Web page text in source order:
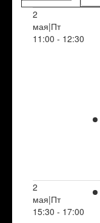
2
мая|Пт
11:00 - 12:30
2
мая|Пт
15:30 - 17:00